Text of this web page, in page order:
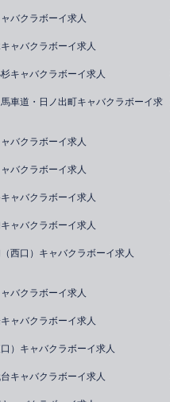
バクラボーイ求人
ャバクラボーイ求人
キャバクラボーイ求人
車道・日ノ出町キャバクラボーイ求
バクラボーイ求人
バクラボーイ求人
ャバクラボーイ求人
ャバクラボーイ求人
西口）キャバクラボーイ求人
バクラボーイ求人
ャバクラボーイ求人
）キャバクラボーイ求人
キャバクラボーイ求人